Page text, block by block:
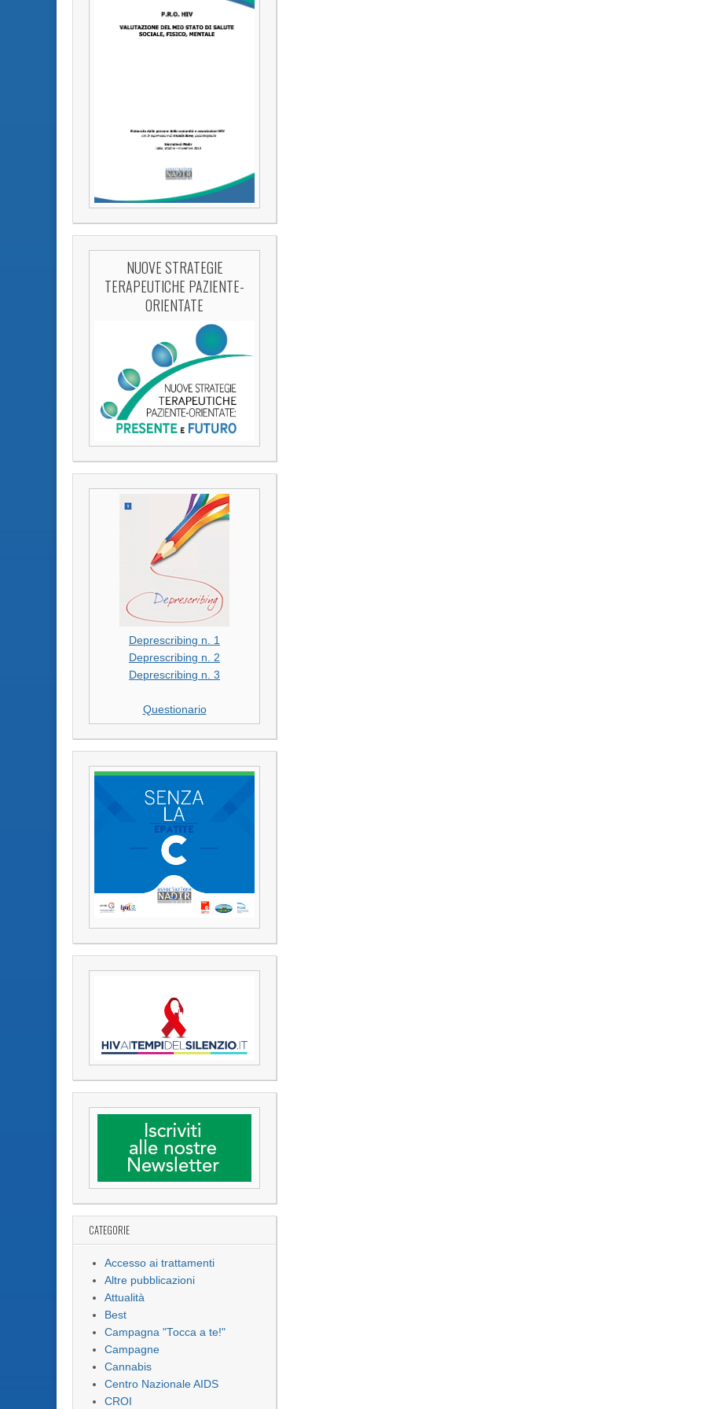
NUOVE STRATEGIE
TERAPEUTICHE PAZIENTE-
ORIENTATE
Deprescribing n. 1
Deprescribing n. 2
Deprescribing n. 3
Questionario
CATEGORIE
Accesso ai trattamenti
Altre pubblicazioni
Attualità
Best
Campagna "Tocca a te!"
Campagne
Cannabis
Centro Nazionale AIDS
CROI